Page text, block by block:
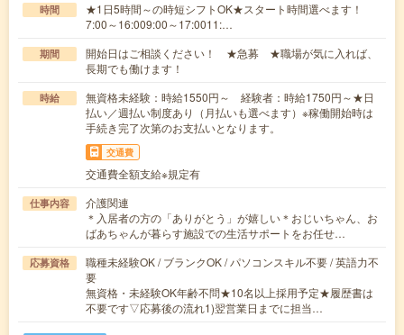
時間
★1日5時間～の時短シフトOK★スタート時間選べます！
7:00～16:009:00～17:0011:…
期間
開始日はご相談ください！ ★急募 ★職場が気に入れば、
長期でも働けます！
時給
無資格未経験：時給1550円～ 経験者：時給1750円～★日
払い／週払い制度あり（月払いも選べます）※稼働開始時は
手続き完了次第のお支払いとなります。
交通費
交通費全額支給※規定有
仕事内容
介護関連
＊入居者の方の「ありがとう」が嬉しい＊おじいちゃん、お
ばあちゃんが暮らす施設での生活サポートをお任せ…
応募資格
職種未経験OK / ブランクOK / パソコンスキル不要 / 英語力不
要
無資格・未経験OK年齢不問★10名以上採用予定★履歴書は
不要です▽応募後の流れ1)翌営業日までに担当…